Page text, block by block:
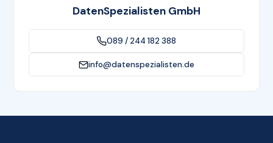
DatenSpezialisten GmbH
089 / 244 182 388
info@datenspezialisten.de